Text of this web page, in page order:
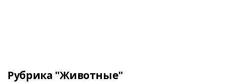
Рубрика "Животные"